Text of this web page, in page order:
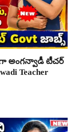
అంగన్వాడీ టీచర్
Teacher